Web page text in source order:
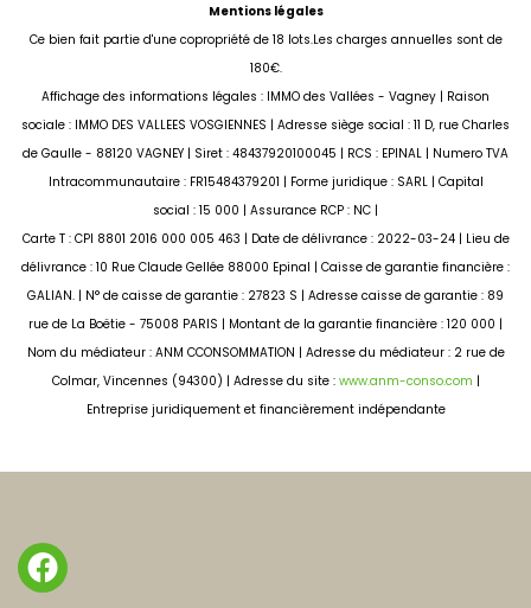
Mentions légales
Ce bien fait partie d'une copropriété de 18 lots.Les charges annuelles sont de
180€.
Affichage des informations légales : IMMO des Vallées - Vagney | Raison
sociale : IMMO DES VALLEES VOSGIENNES | Adresse siège social : 11 D, rue Charles
de Gaulle - 88120 VAGNEY | Siret : 48437920100045 | RCS : EPINAL | Numero TVA
Intracommunautaire : FR15484379201 | Forme juridique : SARL | Capital
social : 15 000 | Assurance RCP : NC |
Carte T : CPI 8801 2016 000 005 463 | Date de délivrance : 2022-03-24 | Lieu de
délivrance : 10 Rue Claude Gellée 88000 Epinal | Caisse de garantie financière :
GALIAN. | N° de caisse de garantie : 27823 S | Adresse caisse de garantie : 89
rue de La Boëtie - 75008 PARIS | Montant de la garantie financière : 120 000 |
Nom du médiateur : ANM CCONSOMMATION | Adresse du médiateur : 2 rue de
Colmar, Vincennes (94300) | Adresse du site : www.anm-conso.com |
Entreprise juridiquement et financièrement indépendante